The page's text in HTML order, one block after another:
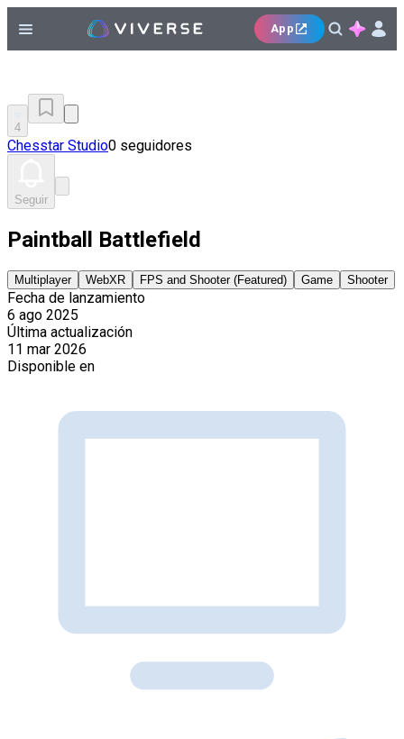
App
4
Chesstar Studio0 seguidores
Seguir
Paintball Battlefield
Multiplayer WebXR FPS and Shooter (Featured) Game Shooter
Fecha de lanzamiento
6 ago 2025
Última actualización
11 mar 2026
Disponible en